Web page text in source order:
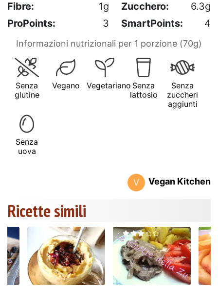
Fibre:
1g Zucchero:
6.3g
ProPoints:
3 SmartPoints: 4
Informazioni nutrizionali per 1 porzione (70g)
Senza
glutine
Vegano Vegetariano Senza
lattosio
Senza
zuccheri
aggiunti
Senza
uova
V Vegan Kitchen
Ricette simili